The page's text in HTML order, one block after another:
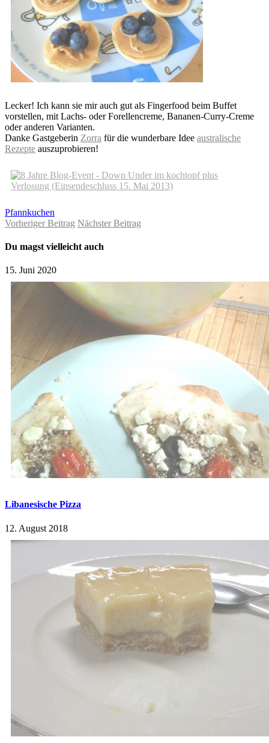
Lecker! Ich kann sie mir auch gut als Fingerfood beim Buffet
vorstellen, mit Lachs- oder Forellencreme, Bananen-Curry-Creme
oder anderen Varianten.
Danke Gastgeberin Zorra für die wunderbare Idee australische
Rezepte auszuprobieren!
Pfannkuchen
Vorheriger Beitrag Nächster Beitrag
Du magst vielleicht auch
15. Juni 2020
Libanesische Pizza
12. August 2018